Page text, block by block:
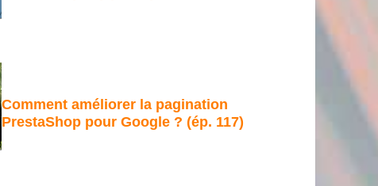
Comment améliorer la pagination
PrestaShop pour Google ? (ép. 117)